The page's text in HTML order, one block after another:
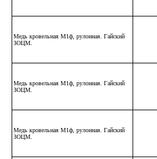
Медь кровельная М1ф, рулонная. Гайский
ЗОЦМ.
Медь кровельная М1ф, рулонная. Гайский
ЗОЦМ.
Медь кровельная М1ф, рулонная. Гайский
ЗОЦМ.